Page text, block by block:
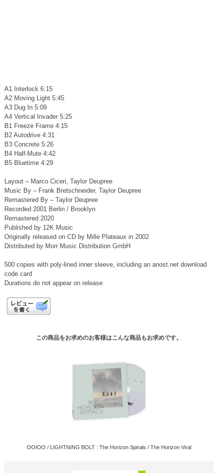
A1 Interlock 6:15
A2 Moving Light 5:45
A3 Dug In 5:09
A4 Vertical Invader 5:25
B1 Freeze Frame 4:15
B2 Autodrive 4:31
B3 Concrete 5:26
B4 Half-Mute 4:42
B5 Bluetime 4:29
Layout – Marco Ciceri, Taylor Deupree
Music By – Frank Bretschneider, Taylor Deupree
Remastered By – Taylor Deupree
Recorded 2001 Berlin / Brooklyn
Remastered 2020
Published by 12K Music
Originally released on CD by Mille Plateaux in 2002
Distributed by Morr Music Distribution GmbH
500 copies with poly-lined inner sleeve, including an anost.net download
code card
Durations do not appear on release
この商品をお求めのお客様はこんな商品もお求めです。
OOIOO / LIGHTNING BOLT : The Horizon Spirals / The Horizon Viral